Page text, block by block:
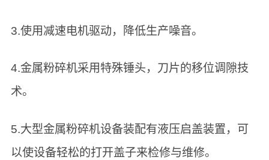
3.使用减速电机驱动，降低生产噪音。
4.金属粉碎机采用特殊锤头，刀片的移位调隙技
术。
5.大型金属粉碎机设备装配有液压启盖装置，可
以使设备轻松的打开盖子来检修与维修。